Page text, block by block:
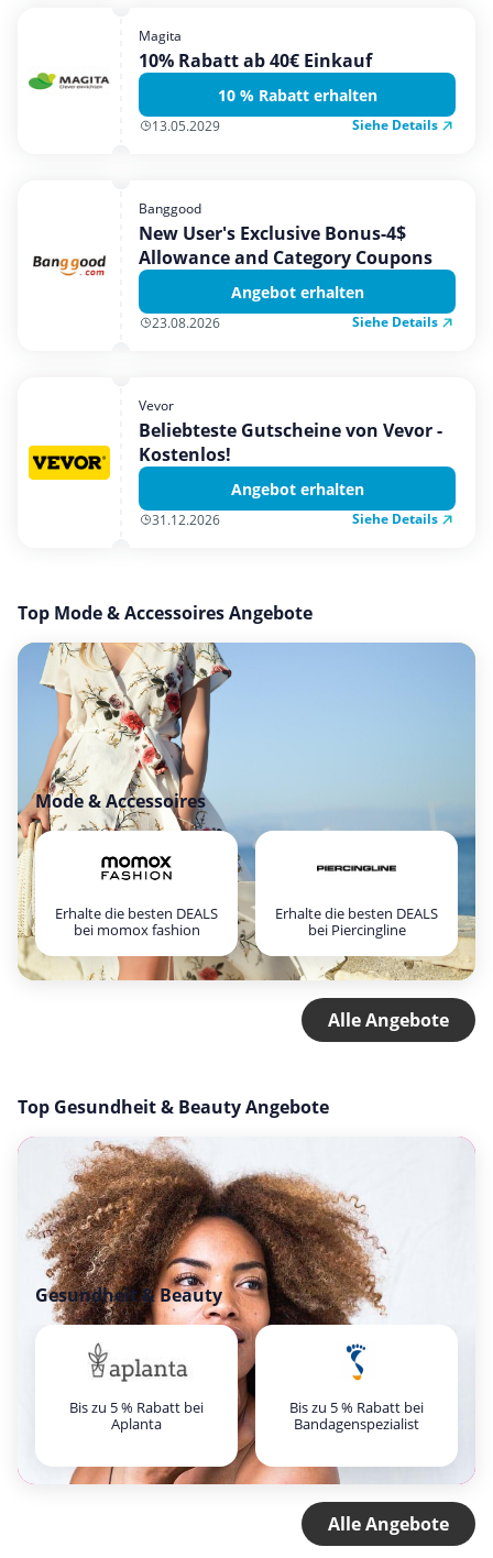
Magita
10% Rabatt ab 40€ Einkauf
10 % Rabatt erhalten
13.05.2029 Siehe Details
Banggood
New User's Exclusive Bonus-4$
Allowance and Category Coupons
Angebot erhalten
23.08.2026 Siehe Details
Vevor
Beliebteste Gutscheine von Vevor -
Kostenlos!
Angebot erhalten
31.12.2026 Siehe Details
Top Mode & Accessoires Angebote
Mode & Accessoires
Erhalte die besten DEALS
bei momox fashion
Erhalte die besten DEALS
bei Piercingline
Alle Angebote
Top Gesundheit & Beauty Angebote
Gesundheit & Beauty
Bis zu 5 % Rabatt bei
Aplanta
Bis zu 5 % Rabatt bei
Bandagenspezialist
Alle Angebote